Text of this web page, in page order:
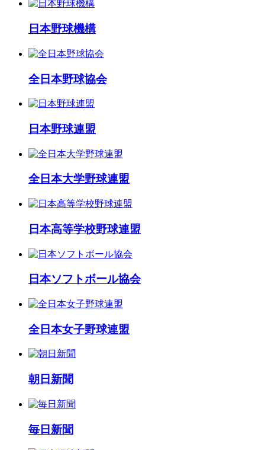
日本野球機構
全日本野球協会
日本野球連盟
全日本大学野球連盟
日本高等学校野球連盟
日本ソフトボール協会
全日本女子野球連盟
朝日新聞
毎日新聞